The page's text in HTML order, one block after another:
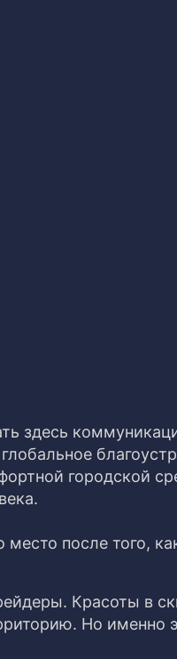
здесь
городской
место после того,
Красоты в
Но именно